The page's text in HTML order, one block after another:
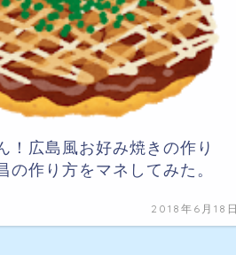
！広島風お好み焼きの作り
の作り方をマネしてみた。
2018年6月18